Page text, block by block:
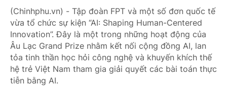
(Chinhphu.vn) - Tập đoàn FPT và một số đơn quốc tế
vừa tổ chức sự kiện “AI: Shaping Human-Centered
Innovation”. Đây là một trong những hoạt động của
Âu Lạc Grand Prize nhằm kết nối cộng đồng AI, lan
tỏa tinh thần học hỏi công nghệ và khuyến khích thế
hệ trẻ Việt Nam tham gia giải quyết các bài toán thực
tiễn bằng AI.